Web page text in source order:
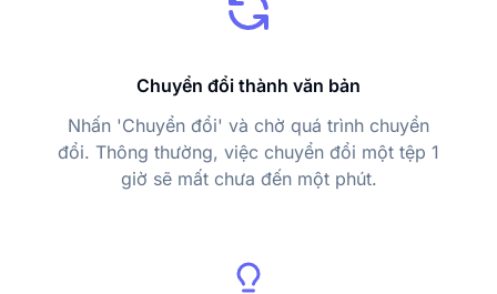
Chuyển đổi thành văn bản
Nhấn 'Chuyển đổi' và chờ quá trình chuyển
đổi. Thông thường, việc chuyển đổi một tệp 1
giờ sẽ mất chưa đến một phút.